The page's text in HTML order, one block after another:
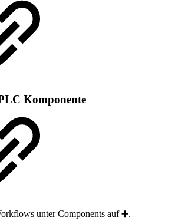
Komponente
unter Components auf ➕.